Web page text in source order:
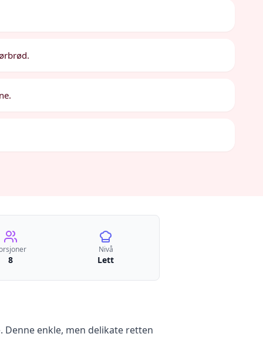
8
Nivå
Lett
enkle, men delikate retten